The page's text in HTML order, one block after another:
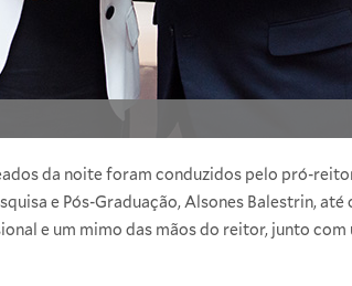
da noite foram conduzidos pelo pró-
e Pós-Graduação, Alsones Balestrin,
e um mimo das mãos do reitor, junto